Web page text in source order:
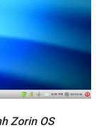
Zorin OS